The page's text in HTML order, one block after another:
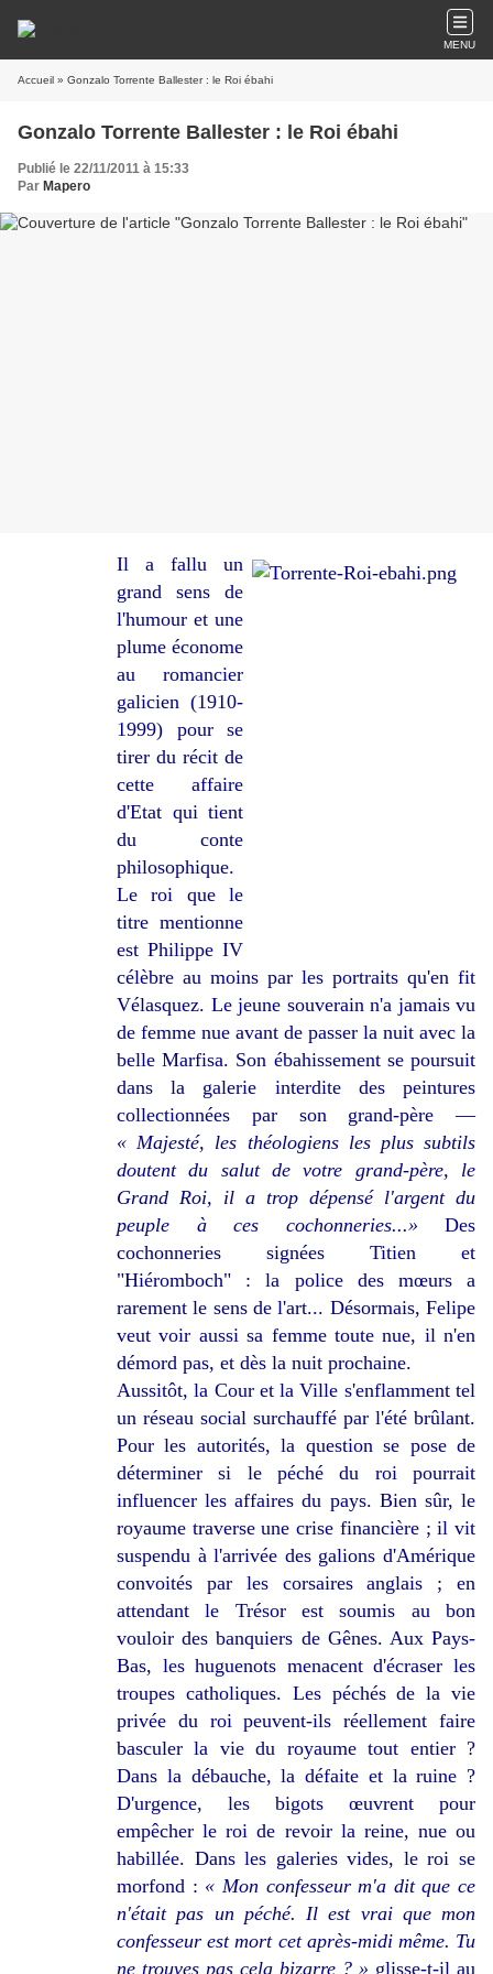
MENU
Accueil » Gonzalo Torrente Ballester : le Roi ébahi
Gonzalo Torrente Ballester : le Roi ébahi
Publié le 22/11/2011 à 15:33
Par Mapero
Il a fallu un
grand sens de
l'humour et une
plume économe
au romancier
galicien (1910-
1999) pour se
tirer du récit de
cette affaire
d'Etat qui tient
du conte
philosophique.
Le roi que le
titre mentionne
est Philippe IV
célèbre au moins par les portraits qu'en fit
Vélasquez. Le jeune souverain n'a jamais vu
de femme nue avant de passer la nuit avec la
belle Marfisa. Son ébahissement se poursuit
dans la galerie interdite des peintures
collectionnées par son grand-père —
« Majesté, les théologiens les plus subtils
doutent du salut de votre grand-père, le
Grand Roi, il a trop dépensé l'argent du
peuple à ces cochonneries...» Des
cochonneries signées Titien et
"Hiéromboch" : la police des mœurs a
rarement le sens de l'art... Désormais, Felipe
veut voir aussi sa femme toute nue, il n'en
démord pas, et dès la nuit prochaine.
Aussitôt, la Cour et la Ville s'enflamment tel
un réseau social surchauffé par l'été brûlant.
Pour les autorités, la question se pose de
déterminer si le péché du roi pourrait
influencer les affaires du pays. Bien sûr, le
royaume traverse une crise financière ; il vit
suspendu à l'arrivée des galions d'Amérique
convoités par les corsaires anglais ; en
attendant le Trésor est soumis au bon
vouloir des banquiers de Gênes. Aux Pays-
Bas, les huguenots menacent d'écraser les
troupes catholiques. Les péchés de la vie
privée du roi peuvent-ils réellement faire
basculer la vie du royaume tout entier ?
Dans la débauche, la défaite et la ruine ?
D'urgence, les bigots œuvrent pour
empêcher le roi de revoir la reine, nue ou
habillée. Dans les galeries vides, le roi se
morfond : « Mon confesseur m'a dit que ce
n'était pas un péché. Il est vrai que mon
confesseur est mort cet après-midi même. Tu
ne trouves pas cela bizarre ? » glisse-t-il au